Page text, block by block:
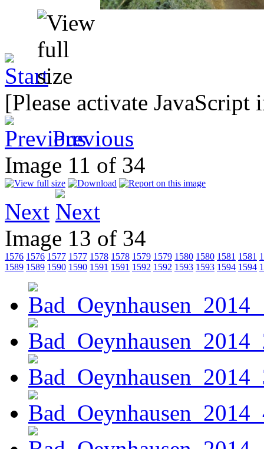
[Please activate
Previous
Image 11 of 34
Next
Image 13 of 34
1576 1576 1577 1577 1578 1578 1579 1579 1580 1580 1581 1581
1589 1589 1590 1590 1591 1591 1592 1592 1593 1593 1594 1594